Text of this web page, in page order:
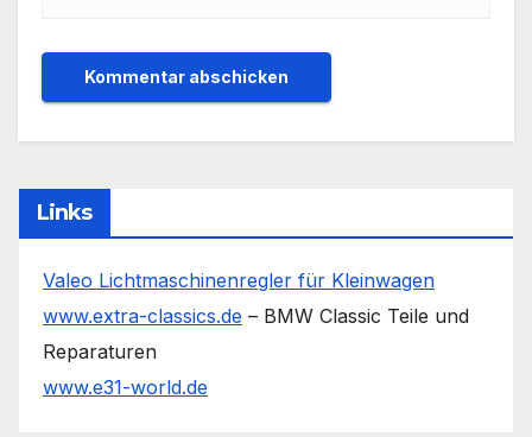
Links
Valeo Lichtmaschinenregler für Kleinwagen
www.extra-classics.de – BMW Classic Teile und
Reparaturen
www.e31-world.de